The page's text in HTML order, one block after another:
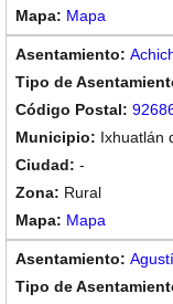
Mapa
Ixhuatlán
-
Rural
Mapa